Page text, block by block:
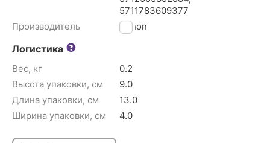
5711783609377
Производитель
Canon
Логистика
Вес, кг
0.2
Высота упаковки, см
9.0
Длина упаковки, см
13.0
Ширина упаковки, см
4.0